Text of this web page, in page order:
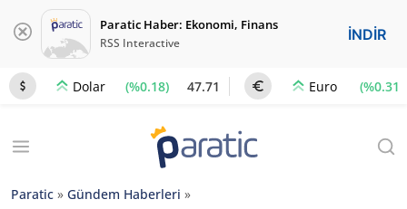
Paratic Haber: Ekonomi, Finans
RSS Interactive İNDİR
Dolar (%0.18) 47.71 Euro (%0.31)
Paratic » Gündem Haberleri »